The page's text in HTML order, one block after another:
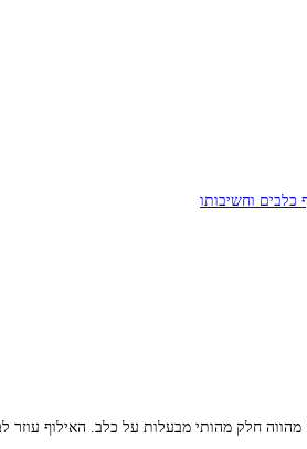
מהווה חלק מהותי מבעלות על כלב. האילוף